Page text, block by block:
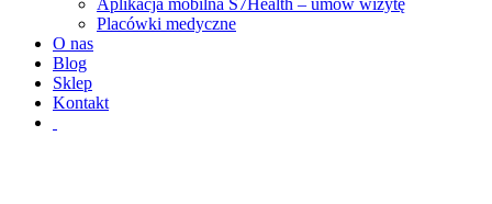
Aplikacja mobilna S7Health – umów wizytę
Placówki medyczne
O nas
Blog
Sklep
Kontakt